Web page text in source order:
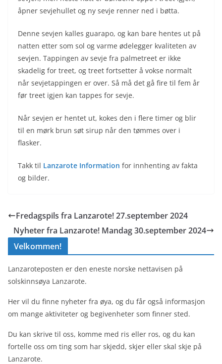
åpner sevjehullet og ny sevje renner ned i bøtta.
Denne sevjen kalles guarapo, og kan bare hentes ut på
natten etter som sol og varme ødelegger kvaliteten av
sevjen. Tappingen av sevje fra palmetreet er ikke
skadelig for treet, og treet fortsetter å vokse normalt
når sevjetappingen er over. Så må det gå fire til fem år
før treet igjen kan tappes for sevje.
Når sevjen er hentet ut, kokes den i flere timer og blir
til en mørk brun søt sirup når den tømmes over i
flasker.
Takk til Lanzarote Information for innhenting av fakta
og bilder.
Fredagspils fra Lanzarote! 27.september 2024
Nyheter fra Lanzarote! Mandag 30.september 2024
Velkommen!
Lanzaroteposten er den eneste norske nettavisen på
solskinnsøya Lanzarote.
Her vil du finne nyheter fra øya, og du får også informasjon
om mange aktiviteter og begivenheter som finner sted.
Du kan skrive til oss, komme med ris eller ros, og du kan
fortelle oss om ting som har skjedd, skjer eller skal skje på
Lanzarote.